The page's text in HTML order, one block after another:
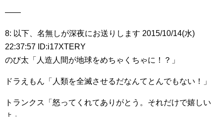
――
8: 以下、名無しが深夜にお送りします 2015/10/14(水)
22:37:57 ID:i17XTERY
のび太「人造人間が地球をめちゃくちゃに！？」
ドラえもん「人類を全滅させるだなんてとんでもない！」
トランクス「怒ってくれてありがとう。それだけで嬉しい